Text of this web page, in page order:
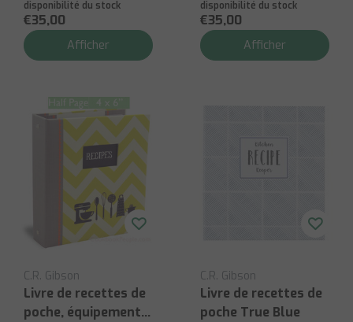
disponibilité du stock
€35,00
Afficher
disponibilité du stock
€35,00
Afficher
C.R. Gibson
Livre de recettes de
poche, équipement
C.R. Gibson
Livre de recettes de
poche True Blue